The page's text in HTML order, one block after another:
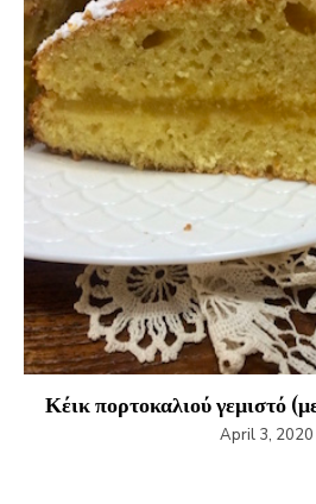
Κέικ πορτοκαλιού γεμιστό
April 3, 2020